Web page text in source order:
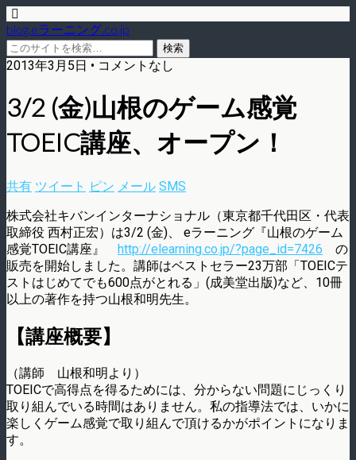
blog.eラーニング.co.jp
2013年3月5日 • コメントなし
3/2 (金)山根のゲーム感覚
TOEIC講座、オープン！
共有 ツイート ピン メール SMS
株式会社キバンインターナショナル（東京都千代田区・代表
取締役 西村正宏）は3/2 (金)、 eラーニング『山根のゲーム
感覚TOEIC講座』 http://elearning.co.jp/?page_id=7426 の
販売を開始しました。講師はベストセラー23万部「TOEICテ
ストはじめてでも600点がとれる」(成美堂出版)など、10冊
以上の著作を持つ山根和明先生。
【講座概要】
（講師 山根和明より）
TOEICで高得点を得るためには、分からない問題にじっくり
取り組んでいる時間はありません。私の指導法では、いかに
楽しくゲーム感覚で取り組んで頂けるかがポイントになりま
す。